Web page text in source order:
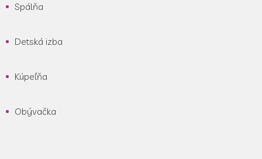
Spálňa
Detská izba
Kúpeľňa
Obývačka